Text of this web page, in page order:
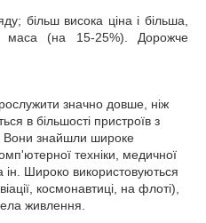
більш висока ціна і більша,
маса (на 15-25%). Дорожче
значно довше, ніж
в більшості пристроїв з
Вони знайшли широке
техніки, медичної
ін. Широко використовуються
космонавтиці, на флоті),
живлення.